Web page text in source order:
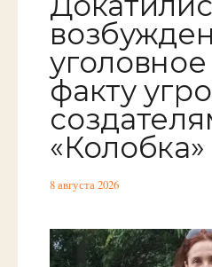
факту
«Колобка»
8 августа 2026